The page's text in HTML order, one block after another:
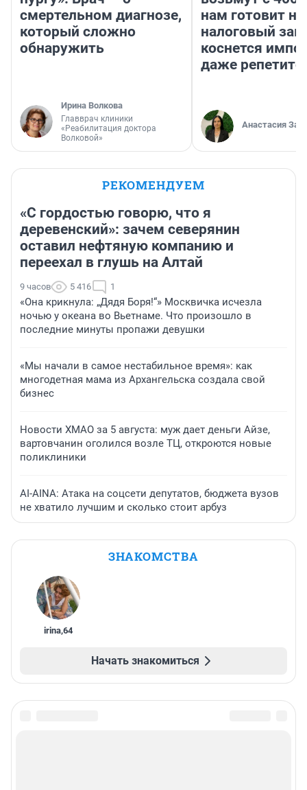
смертельном диагнозе,
который сложно
обнаружить
Ирина Волкова
Главврач клиники
«Реабилитация доктора
Волковой»
нам готовит
налоговый
коснется
даже
Анастасия
РЕКОМЕНДУЕМ
«С гордостью говорю, что я
деревенский»: зачем северянин
оставил нефтяную компанию и
переехал в глушь на Алтай
9 часов 5 416 1
«Она крикнула: „Дядя Боря!“» Москвичка исчезла
ночью у океана во Вьетнаме. Что произошло в
последние минуты пропажи девушки
«Мы начали в самое нестабильное время»: как
многодетная мама из Архангельска создала свой
бизнес
Новости ХМАО за 5 августа: муж дает деньги Айзе,
вартовчанин оголился возле ТЦ, откроются новые
поликлиники
AI-AINA: Атака на соцсети депутатов, бюджета вузов
не хватило лучшим и сколько стоит арбуз
ЗНАКОМСТВА
irina,64
Начать знакомиться